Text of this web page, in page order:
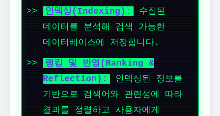
인덱싱(Indexing):
수집된
데이터를 분석해 검색 가능한
데이터베이스에 저장합니다.
랭킹 및 반영(Ranking &
Reflection):
인덱싱된 정보를
기반으로 검색어와 관련성에 따라
결과를 정렬하고 사용자에게